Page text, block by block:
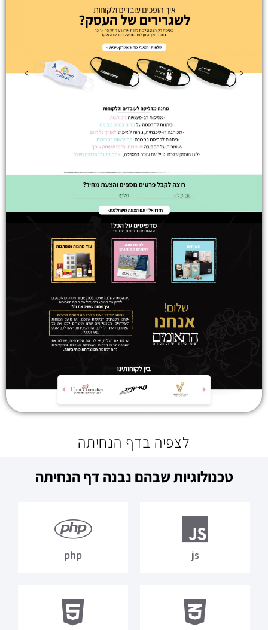
לצפיה בדף הנחיתה
טכנולוגיות שבהם נבנה דף הנחיתה
js
php